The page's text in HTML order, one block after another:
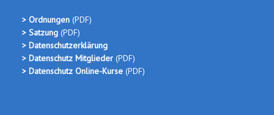
> Ordnungen (PDF)
> Satzung (PDF)
> Datenschutzerklärung
> Datenschutz Mitglieder (PDF)
> Datenschutz Online-Kurse (PDF)